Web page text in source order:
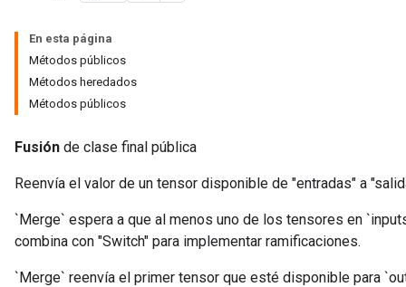
En esta página
Métodos públicos
Métodos heredados
Métodos públicos
Fusión de clase final pública
Reenvía el valor de un tensor disponible de "entradas" a
`Merge` espera a que al menos uno de los tensores en
combina con "Switch" para implementar ramificaciones.
`Merge` reenvía el primer tensor que esté disponible para